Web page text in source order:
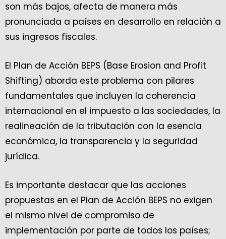
son más bajos, afecta de manera más
pronunciada a países en desarrollo en relación a
sus ingresos fiscales.
El Plan de Acción BEPS (Base Erosion and Profit
Shifting) aborda este problema con pilares
fundamentales que incluyen la coherencia
internacional en el impuesto a las sociedades, la
realineación de la tributación con la esencia
económica, la transparencia y la seguridad
jurídica.
Es importante destacar que las acciones
propuestas en el Plan de Acción BEPS no exigen
el mismo nivel de compromiso de
implementación por parte de todos los países;